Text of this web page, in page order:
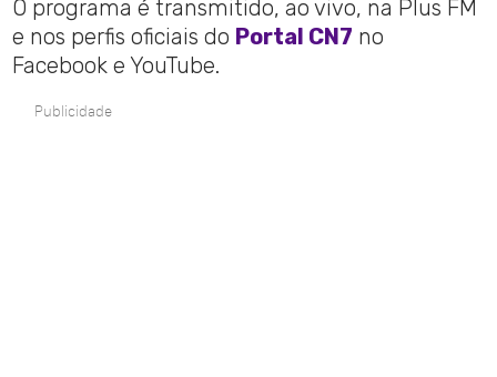
O programa é transmitido, ao vivo, na Plus FM
e nos perfis oficiais do Portal CN7 no
Facebook e YouTube.
Publicidade